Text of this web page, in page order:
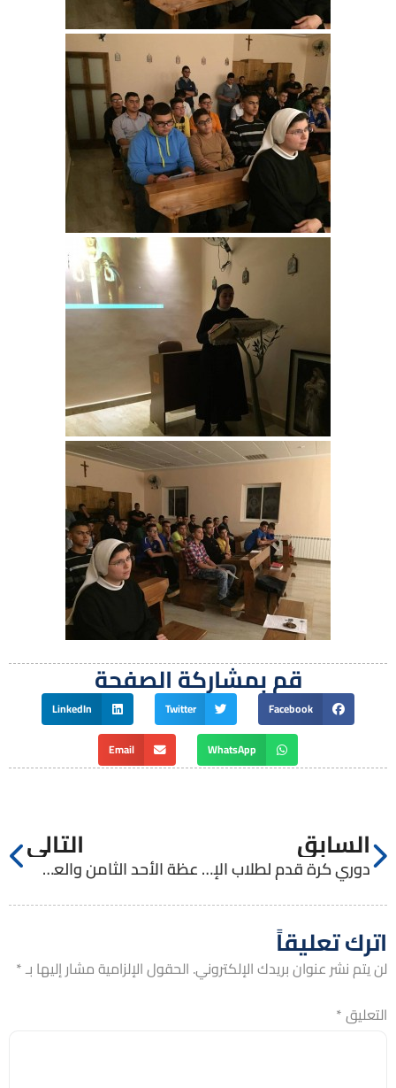
قم بمشاركة الصفحة
Facebook
Twitter
LinkedIn
WhatsApp
Email
السابق
دوري كرة قدم لطلاب الإكليريكية الصغرى
التالي
عظة الأحد الثامن والعشرون للشماس سلام حداد
اترك تعليقاً
لن يتم نشر عنوان بريدك الإلكتروني. الحقول الإلزامية مشار إليها بـ*
التعليق*